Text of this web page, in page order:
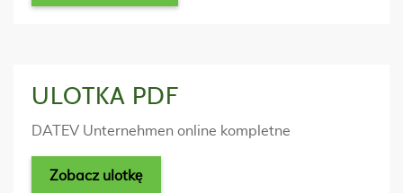
ULOTKA PDF
DATEV Unternehmen online kompletne
Zobacz ulotkę